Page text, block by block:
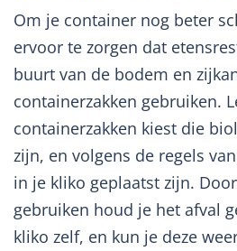
Om je container nog beter
ervoor te zorgen dat
buurt van de bodem en
containerzakken gebruiken.
containerzakken kiest die
zijn, en volgens de regels
in je kliko geplaatst zijn.
gebruiken houd je het afval
kliko zelf, en kun je deze